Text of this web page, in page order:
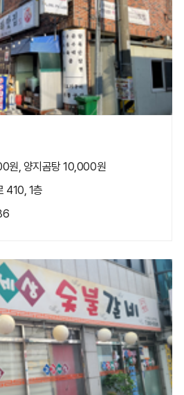
원, 양지곰탕 10,000원
410, 1층